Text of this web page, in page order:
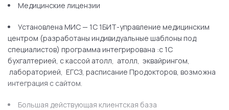
Кухонная бытовая техника
Компьютеры
Принтер
Видеонаблюдение
Медицинские лицензии
Установлена МИС — 1С 1БИТ-управление медицинским
центром (разработаны индивидуальные шаблоны под
специалистов) программа интегрирована :с 1С
бухгалтерией, с кассой атолл, атолл, эквайрингом,
лабораторией, ЕГСЗ, расписание Продокторов, возможна
интеграция с сайтом.
Большая действующая клиентская база